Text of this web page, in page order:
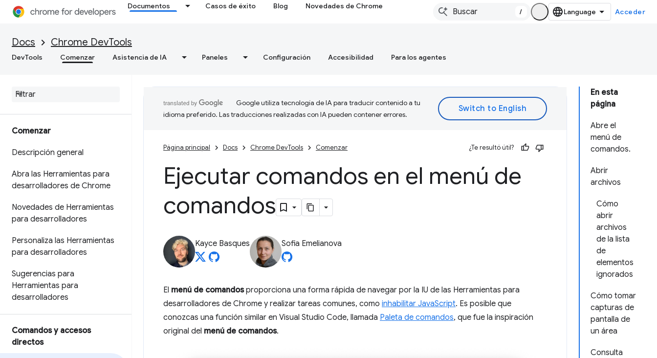
Documentos Casos de éxito Blog Novedades de Chrome
/ Acceder
Docs Chrome DevTools
DevTools Comenzar Asistencia de IA Paneles Configuración Accesibilidad Para los agentes
Comenzar
Descripción general
Abra las Herramientas para
desarrolladores de Chrome
Novedades de Herramientas
para desarrolladores
Personaliza las Herramientas
para desarrolladores
Sugerencias para
Herramientas para
desarrolladores
Comandos y accesos
directos
En esta
página
Abre el
menú de
comandos.
Abrir
archivos
Cómo
abrir
archivos
de la lista
de
elementos
ignorados
Cómo tomar
capturas de
pantalla de
un área
Consulta
Google utiliza tecnología de IA para traducir contenido a tu
idioma preferido. Las traducciones realizadas con IA pueden contener errores.
Página principal Docs Chrome DevTools Comenzar ¿Te resultó útil?
Ejecutar comandos en el menú de
comandos
Kayce Basques Sofia Emelianova
El menú de comandosproporciona una forma rápida de navegar por la IU de las Herramientas para
desarrolladores de Chrome y realizar tareas comunes, como inhabilitar JavaScript. Es posible que
conozcas una función similar en Visual Studio Code, llamada Paleta de comandos, que fue la inspiración
original del menú de comandos.